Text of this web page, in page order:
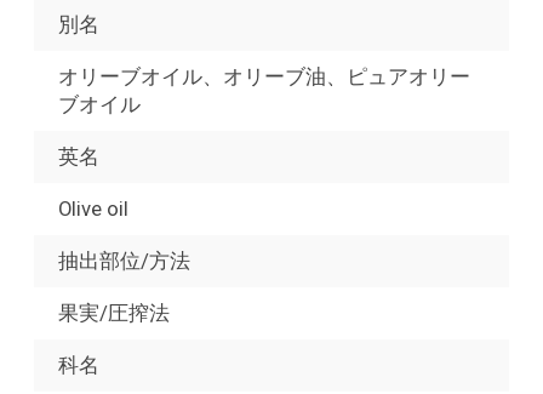
別名
オリーブオイル、オリーブ油、ピュアオリー
ブオイル
英名
Olive oil
抽出部位/方法
果実/圧搾法
科名